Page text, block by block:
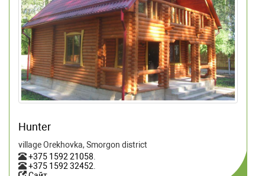
Hunter
village Orekhovka, Smorgon district
+375 1592 21058.
+375 1592 32452.